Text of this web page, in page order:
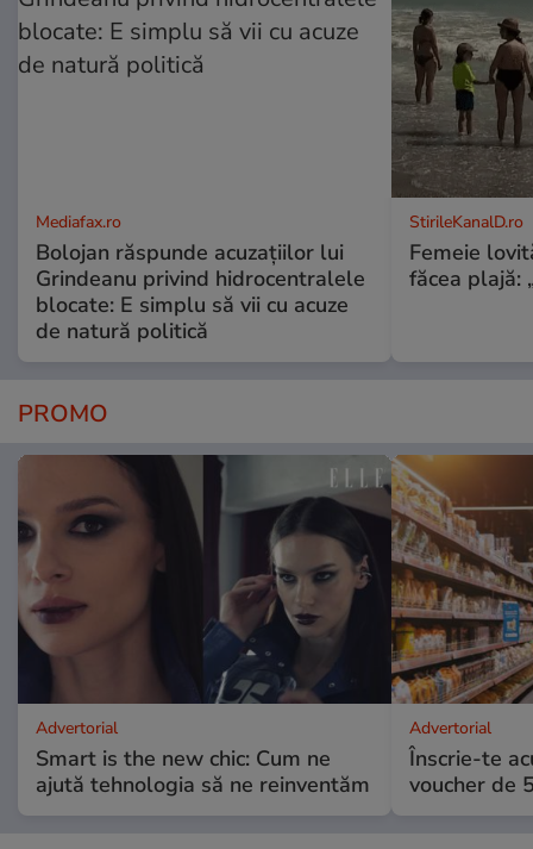
Mediafax.ro
Bolojan răspunde acuzațiilor lui
Grindeanu privind hidrocentralele
blocate: E simplu să vii cu acuze
de natură politică
StirileKanalD.ro
Femeie
făcea plajă:
PROMO
Advertorial
Smart is the new chic: Cum ne
ajută tehnologia să ne reinventăm
Advertorial
Înscrie-te
voucher de